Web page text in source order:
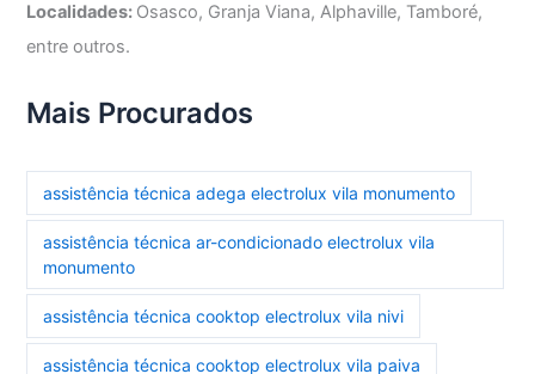
Localidades: Osasco, Granja Viana, Alphaville, Tamboré,
entre outros.
Mais Procurados
assistência técnica adega electrolux vila monumento
assistência técnica ar-condicionado electrolux vila
monumento
assistência técnica cooktop electrolux vila nivi
assistência técnica cooktop electrolux vila paiva